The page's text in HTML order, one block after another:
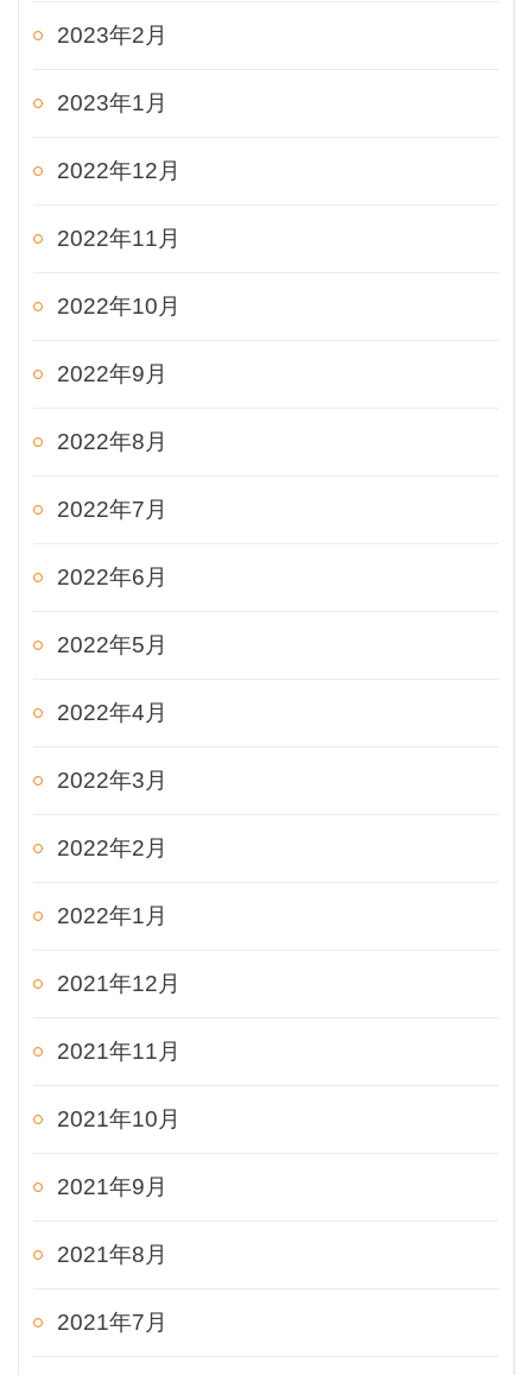
2023年2月
2023年1月
2022年12月
2022年11月
2022年10月
2022年9月
2022年8月
2022年7月
2022年6月
2022年5月
2022年4月
2022年3月
2022年2月
2022年1月
2021年12月
2021年11月
2021年10月
2021年9月
2021年8月
2021年7月